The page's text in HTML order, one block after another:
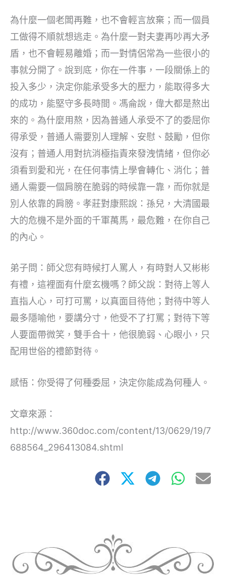
為什麼一個老闆再難，也不會輕言放棄；而一個員
工做得不順就想逃走。為什麼一對夫妻再吵再大矛
盾，也不會輕易離婚；而一對情侶常為一些很小的
事就分開了。說到底，你在一件事，一段關係上的
投入多少，決定你能承受多大的壓力，能取得多大
的成功，能堅守多長時間。馮侖說，偉大都是熬出
來的。為什麼用熬，因為普通人承受不了的委屈你
得承受，普通人需要別人理解、安慰、鼓勵，但你
沒有；普通人用對抗消極指責來發洩情緒，但你必
須看到愛和光，在任何事情上學會轉化、消化；普
通人需要一個肩膀在脆弱的時候靠一靠，而你就是
別人依靠的肩膀。孝莊對康熙說：孫兒，大清國最
大的危機不是外面的千軍萬馬，最危難，在你自己
的內心。
弟子問：師父您有時候打人罵人，有時對人又彬彬
有禮，這裡面有什麼玄機嗎？師父說：對待上等人
直指人心，可打可罵，以真面目待他；對待中等人
最多隱喻他，要講分寸，他受不了打罵；對待下等
人要面帶微笑，雙手合十，他很脆弱、心眼小，只
配用世俗的禮節對待。
感悟：你受得了何種委屈，決定你能成為何種人。
文章來源：
http://www.360doc.com/content/13/0629/19/7
688564_296413084.shtml